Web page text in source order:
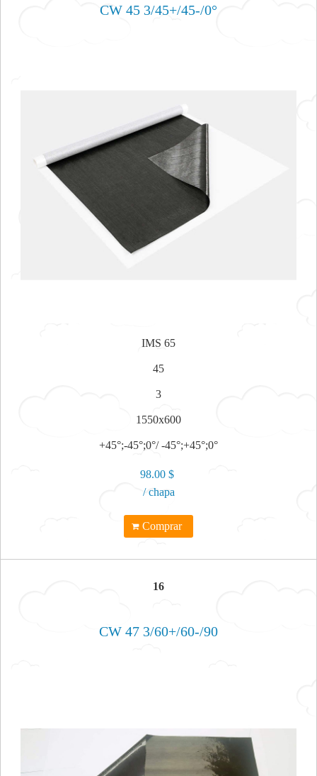
CW 45 3/45+/45-/0°
IMS 65
45
3
1550x600
+45°;-45°;0°/ -45°;+45°;0°
98.00 $
/ chapa
Comprar
16
CW 47 3/60+/60-/90